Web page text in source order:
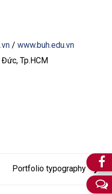
/ www.buh.edu.vn
Đức, Tp.HCM
Portfolio typography